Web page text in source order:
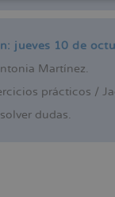
jueves 10 de
Martínez.
prácticos /
dudas.